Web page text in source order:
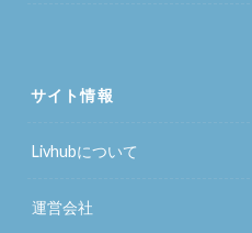
サイト情報
Livhubについて
運営会社